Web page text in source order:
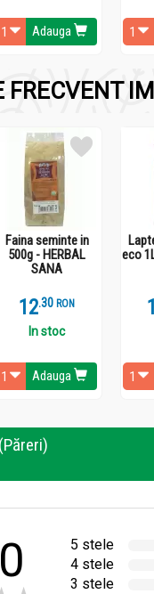
Adauga
FRECVENT
Faina seminte in
500g - HERBAL
SANA
12.3 RON
In stoc
Adauga
eco
5 stele
4 stele
3 stele